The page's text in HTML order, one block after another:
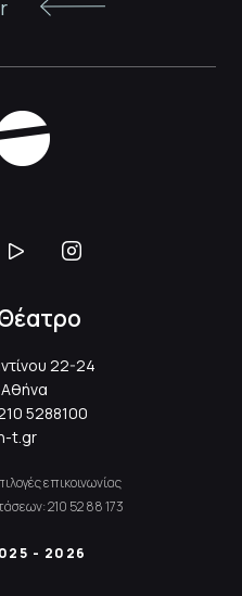
22-24
5288100
t.gr
επικοινωνίας
210 52 88 173
- 2026